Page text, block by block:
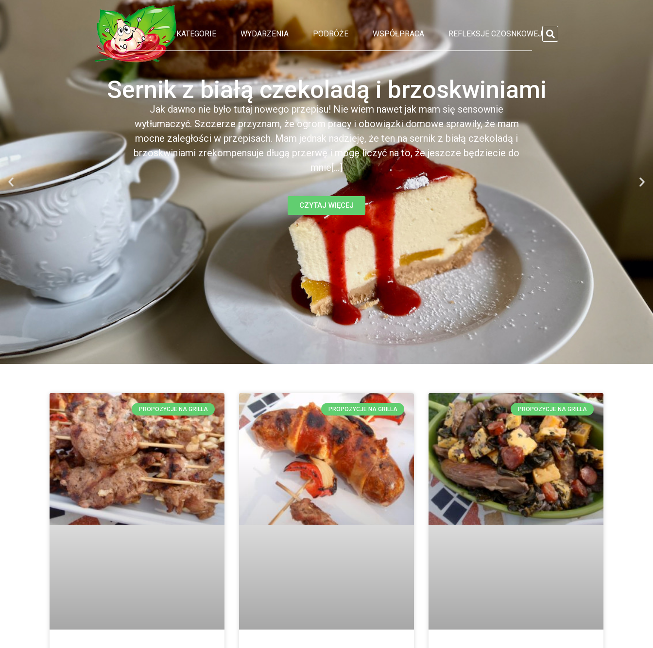
KATEGORIE WYDARZENIA PODRÓŻE WSPÓŁPRACA REFLEKSJE CZOSNKOWEJ
Sernik z białą czekoladą i brzoskwiniami
Jak dawno nie było tutaj nowego przepisu! Nie wiem nawet jak mam się sensownie
wytłumaczyć. Szczerze przyznam, że ogrom pracy i obowiązki domowe sprawiły, że mam
mocne zaległości w przepisach. Mam jednak nadzieję, że ten na sernik z białą czekoladą i
brzoskwiniami zrekompensuje długą przerwę i mogę liczyć na to, że jeszcze będziecie do
mnie[...]
CZYTAJ WIĘCEJ
PROPOZYCJE NA GRILLA PROPOZYCJE NA GRILLA PROPOZYCJE NA GRILLA